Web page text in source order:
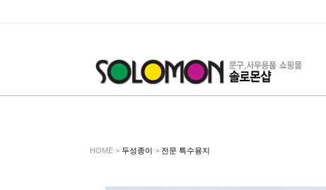
HOME > 두성종이 > 전문 특수용지